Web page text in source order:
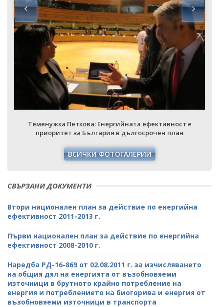
Теменужка Петкова: Енергийната ефективност е
приоритет за България в дългосрочен план
ВСИЧКИ ФОТОГАЛЕРИИ
СВЪРЗАНИ ДОКУМЕНТИ
Втори национален план за действие по енергийна
ефективност 2011-2013 г.
Първи национален план за действие по енергийна
ефективност 2008-2010 г.
Наредба РД-16-869 от 02.08.2011 г. за изчисляването
на общия дял на енергията от възобновяеми
източници в брутното крайно потребление на
енергия и потреблението на биогорива и енергия от
възобновяеми източници в транспорта